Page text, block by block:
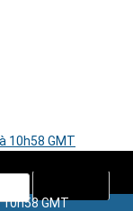
10h58 GMT
GMT